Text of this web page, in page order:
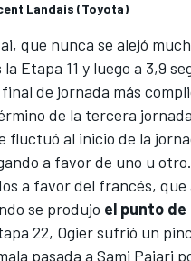
Landais (Toyota)
que nunca se alejó
Etapa 11 y luego a 3,9
de jornada más
de la tercera
fluctuó al inicio de la
a favor de uno u
a favor del francés,
se produjo el punto
22, Ogier sufrió un
pasada a Sami Pajari